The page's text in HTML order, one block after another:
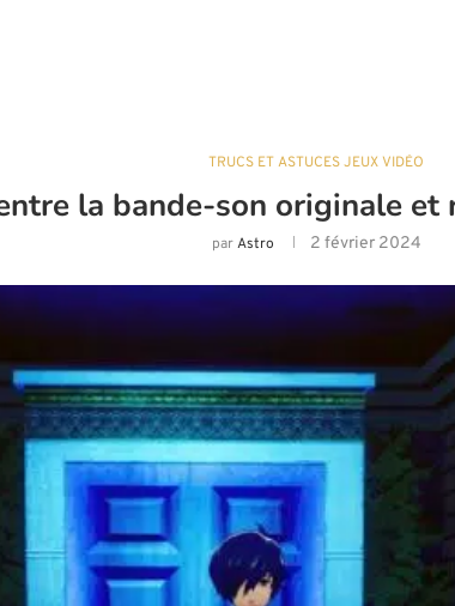
TRUCS ET ASTUCES JEUX VIDÉO
la bande-son originale et
parAstro 2 février 2024